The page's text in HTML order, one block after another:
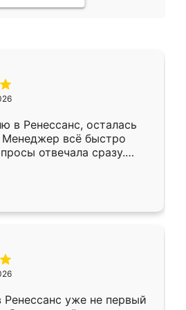
в Ренессанс, осталась
Менеджер всё быстро
отвечала сразу.
в субботу, подошёл к
Собрали
аккуратно, даже
уже не первый